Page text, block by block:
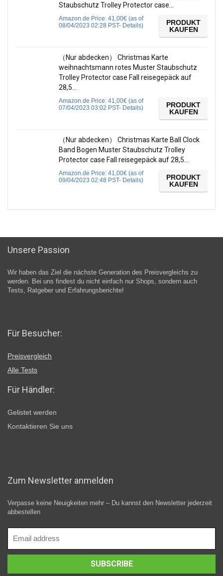
Staubschutz Trolley Protector case…
Amazon.de Price: 41,00€ (as of
08/04/2023 02:28 PST- Details)
PRODUKT
KAUFEN
（Nur abdecken） Christmas Karte
weihnachtsmann rotes Muster Staubschutz
Trolley Protector case Fall reisegepäck auf
28,5…
Amazon.de Price: 41,00€ (as of
07/04/2023 03:02 PST- Details)
PRODUKT
KAUFEN
（Nur abdecken） Christmas Karte Ball Clock
Band Bogen Muster Staubschutz Trolley
Protector case Fall reisegepäck auf 28,5…
Amazon.de Price: 41,00€ (as of
09/04/2023 02:48 PST- Details)
PRODUKT
KAUFEN
Unsere Passion
Wir haben das Ziel die nächste Generation des Preisvergleichs zu
werden. Bei uns findest du nicht einfach nur Shops, sondern auch
Tests, Ratgeber und Erfahrungsberichte!
Für Besucher:
Preisvergleich
Alle Tests
Für Händler:
Gelistet werden
Kontaktieren Sie uns
Zum Newsletter anmelden
Verpasse keine Neuigkeiten mehr – Du kannst den Newsletter jederzeit
abbestellen